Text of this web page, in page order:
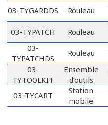
03-TYGARDDS
Rouleau
03-TYPATCH
Rouleau
03-
TYPATCHDS
Rouleau
03-
TYTOOLKIT
Ensemble
d’outils
03-TYCART
Station
mobile